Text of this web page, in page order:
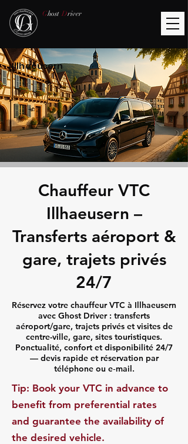
Ghost Driver
Illhaeusern
Chauffeur VTC
Illhaeusern –
Transferts aéroport &
gare, trajets privés
24/7
Réservez votre chauffeur VTC à Illhaeusern
avec Ghost Driver : transferts
aéroport/gare, trajets privés et visites de
centre-ville, gare, sites touristiques.
Ponctualité, confort et disponibilité 24/7
— devis rapide et réservation par
téléphone ou e‑mail.
​Tip: Book your VTC in advance to
benefit from preferential rates
and guarantee the availability of
the desired vehicle.